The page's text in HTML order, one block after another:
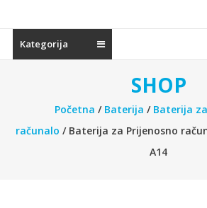
Kategorija
SHOP
Početna / Baterija / Baterija
računalo / Baterija za Prijenosno
A14